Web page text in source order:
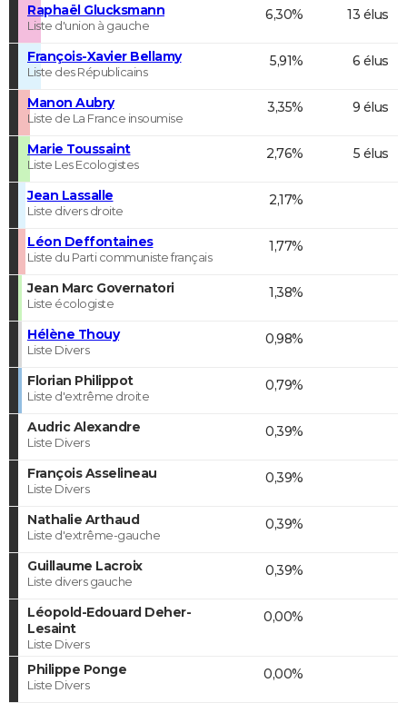
Raphaël Glucksmann
Liste d'union à gauche
6,30% 13 élus
François-Xavier Bellamy
Liste des Républicains
5,91% 6 élus
Manon Aubry
Liste de La France insoumise
3,35% 9 élus
Marie Toussaint
Liste Les Ecologistes
2,76% 5 élus
Jean Lassalle
Liste divers droite
2,17%
Léon Deffontaines
Liste du Parti communiste français
1,77%
Jean Marc Governatori
Liste écologiste
1,38%
Hélène Thouy
Liste Divers
0,98%
Florian Philippot
Liste d'extrême droite
0,79%
Audric Alexandre
Liste Divers
0,39%
François Asselineau
Liste Divers
0,39%
Nathalie Arthaud
Liste d'extrême-gauche
0,39%
Guillaume Lacroix
Liste divers gauche
0,39%
Léopold-Edouard Deher-
Lesaint
Liste Divers
0,00%
Philippe Ponge
Liste Divers
0,00%